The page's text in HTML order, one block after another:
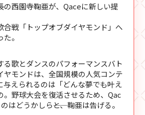
の西園寺鞠亜が、Qaceに新しい提
合戦「トップオブダイヤモンド」へ
。
る歌とダンスのパフォーマンスバト
ヤモンドは、全国規模の人気コンテ
与えられるのは「どんな夢でも叶え
。野球大会を復活させるため、Qac
はどうかしら――と、鞠亜は告げる。